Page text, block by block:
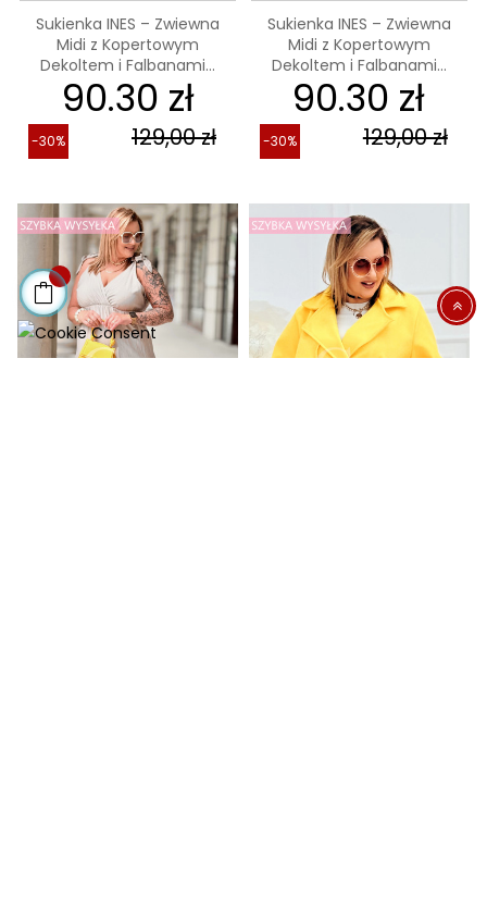
Sukienka INES – Zwiewna
Midi z Kopertowym
Dekoltem i Falbanami...
90.30 zł
129,00 zł
-30%
Sukienka INES – Zwiewna
Midi z Kopertowym
Dekoltem i Falbanami...
90.30 zł
129,00 zł
-30%